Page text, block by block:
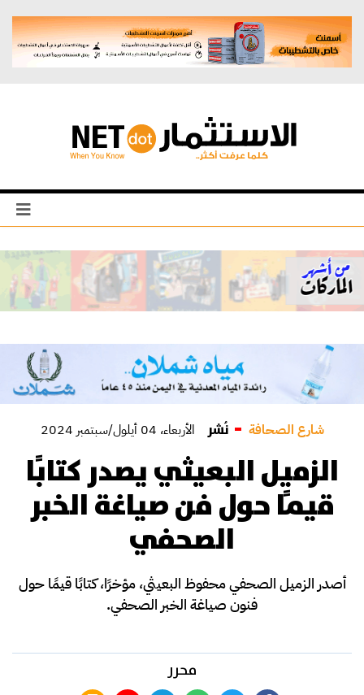
شارع الصحافة نُشر الأربعاء، 04 أيلول/سبتمبر 2024
الزميل البعيثي يصدر كتابًا
قيمًا حول فن صياغة الخبر
الصحفي
أصدر الزميل الصحفي محفوظ البعيثي، مؤخرًا، كتابًا قيمًا حول
فنون صياغة الخبر الصحفي.
محرر